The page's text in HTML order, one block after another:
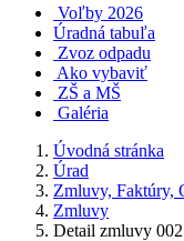
Voľby 2026
Úradná tabuľa
Zvoz odpadu
Ako vybaviť
ZŠ a MŠ
Galéria
Úvodná stránka
Úrad
Zmluvy, Faktúry,
Zmluvy
Detail zmluvy